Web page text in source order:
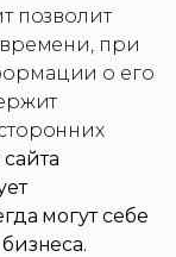
позволит
времени, при
о его
могут себе